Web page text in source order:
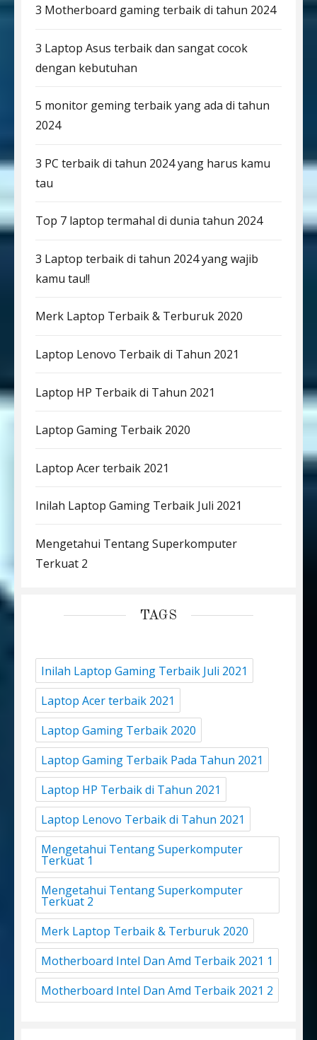
3 Motherboard gaming terbaik di tahun 2024
3 Laptop Asus terbaik dan sangat cocok
dengan kebutuhan
5 monitor geming terbaik yang ada di tahun
2024
3 PC terbaik di tahun 2024 yang harus kamu
tau
Top 7 laptop termahal di dunia tahun 2024
3 Laptop terbaik di tahun 2024 yang wajib
kamu tau!!
Merk Laptop Terbaik & Terburuk 2020
Laptop Lenovo Terbaik di Tahun 2021
Laptop HP Terbaik di Tahun 2021
Laptop Gaming Terbaik 2020
Laptop Acer terbaik 2021
Inilah Laptop Gaming Terbaik Juli 2021
Mengetahui Tentang Superkomputer
Terkuat 2
TAGS
Inilah Laptop Gaming Terbaik Juli 2021
Laptop Acer terbaik 2021
Laptop Gaming Terbaik 2020
Laptop Gaming Terbaik Pada Tahun 2021
Laptop HP Terbaik di Tahun 2021
Laptop Lenovo Terbaik di Tahun 2021
Mengetahui Tentang Superkomputer
Terkuat 1
Mengetahui Tentang Superkomputer
Terkuat 2
Merk Laptop Terbaik & Terburuk 2020
Motherboard Intel Dan Amd Terbaik 2021 1
Motherboard Intel Dan Amd Terbaik 2021 2